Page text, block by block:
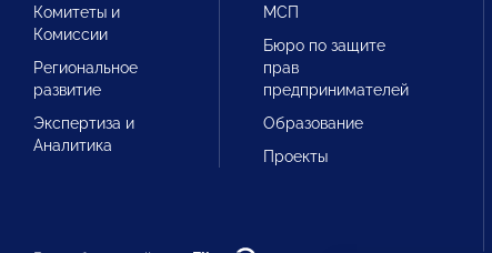
Комитеты и
Комиссии
Региональное
развитие
Экспертиза и
Аналитика
МСП
Бюро по защите
прав
предпринимателей
Образование
Проекты